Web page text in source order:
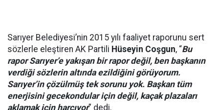
Sarıyer Belediyesi’nin 2015 yılı faaliyet raporunu sert
sözlerle eleştiren AK Partili Hüseyin Coşgun, “Bu
rapor Sarıyer’e yakışan bir rapor değil, ben başkanın
verdiği sözlerin altında ezildiğini görüyorum.
Sarıyer’in çözülmüş tek sorunu yok. Başkan tüm
enerjisini gecekondular için değil, kaçak plazaları
aklamak için harcıyor” dedi.